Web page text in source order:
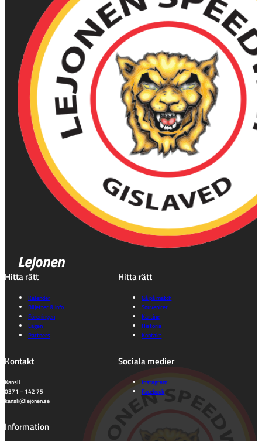
Lejonen
Hitta rätt
Kalender
Biljetter & info
Föreningen
Lagen
Partners
Hitta rätt
Gå på match
Souvenirer
Karting
Historia
Kontakt
Kontakt
Kansli
0371 – 142 75
kansli@lejonen.se
Sociala medier
Instagram
Facebook
Information